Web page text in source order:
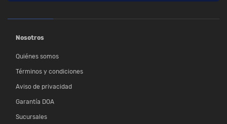
Nosotros
Quiénes somos
Términos y condiciones
Aviso de privacidad
Garantía DOA
Sucursales